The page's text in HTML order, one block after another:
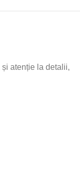
atenție la detalii,